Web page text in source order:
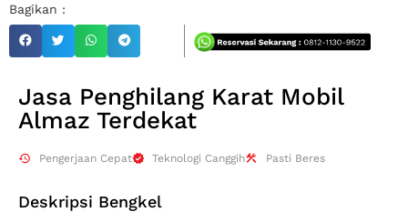
Bagikan :
Jasa Penghilang Karat Mobil
Almaz Terdekat
Pengerjaan Cepat Teknologi Canggih Pasti Beres
Deskripsi Bengkel